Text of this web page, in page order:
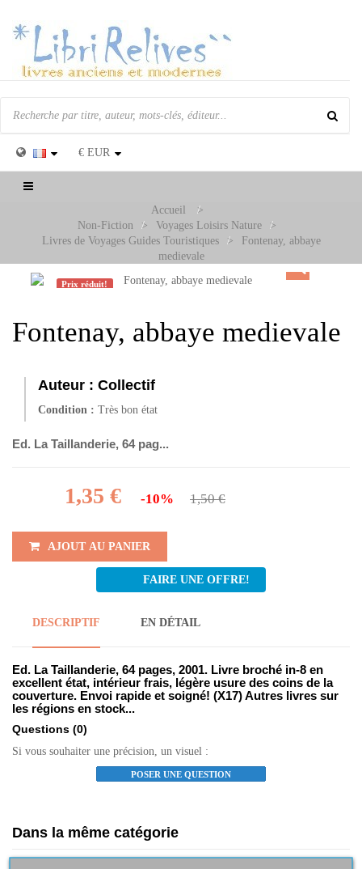
€ EUR
Basculer
Accueil
>
Non-Fiction
> Voyages Loisirs Nature
>
Livres de Voyages Guides Touristiques
>
Fontenay, abbaye
medievale
Prix ​​réduit!
Fontenay, abbaye medievale
Auteur : Collectif
Condition : Très bon état
Ed. La Taillanderie, 64 pag...
1,35 € -10% 1,50 €
AJOUT AU PANIER
FAIRE UNE OFFRE!
DESCRIPTIF EN DÉTAIL
Ed. La Taillanderie, 64 pages, 2001. Livre broché in-8 en
excellent état, intérieur frais, légère usure des coins de la
couverture. Envoi rapide et soigné! (X17) Autres livres sur
les régions en stock...
Questions (0)
Si vous souhaiter une précision, un visuel :
POSER UNE QUESTION
Dans la même catégorie